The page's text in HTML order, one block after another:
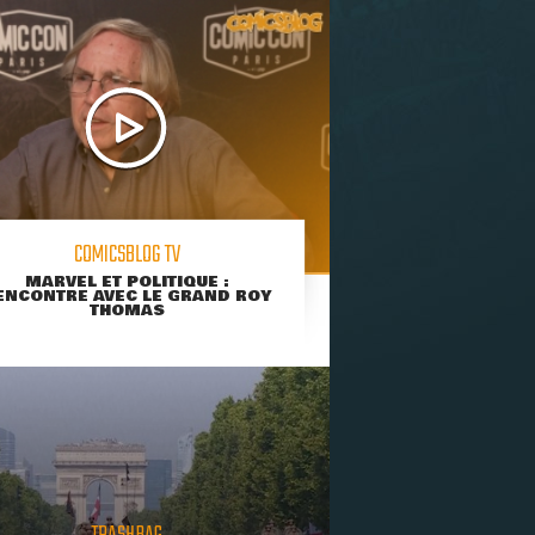
COMICSBLOG TV
MARVEL ET POLITIQUE :
AVEC LE GRAND ROY
THOMAS